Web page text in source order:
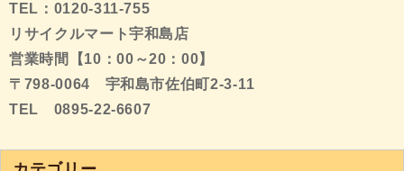
TEL：0120-311-755
リサイクルマート宇和島店
営業時間【10：00～20：00】
〒798-0064 宇和島市佐伯町2-3-11
TEL 0895-22-6607